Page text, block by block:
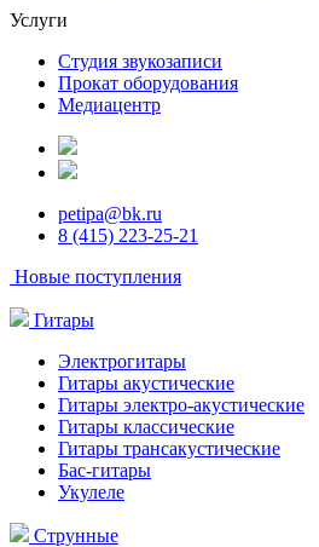
Услуги
Студия звукозаписи
Прокат оборудования
Медиацентр
petipa@bk.ru
8 (415) 223-25-21
Новые поступления
Гитары
Электрогитары
Гитары акустические
Гитары электро-акустические
Гитары классические
Гитары трансакустические
Бас-гитары
Укулеле
Струнные